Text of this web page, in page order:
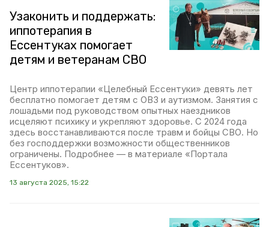
Узаконить и поддержать:
иппотерапия в
Ессентуках помогает
детям и ветеранам СВО
Центр иппотерапии «Целебный Ессентуки» девять лет
бесплатно помогает детям с ОВЗ и аутизмом. Занятия с
лошадьми под руководством опытных наездников
исцеляют психику и укрепляют здоровье. С 2024 года
здесь восстанавливаются после травм и бойцы СВО. Но
без господдержки возможности общественников
ограничены. Подробнее — в материале «Портала
Ессентуков».
13 августа 2025, 15:22